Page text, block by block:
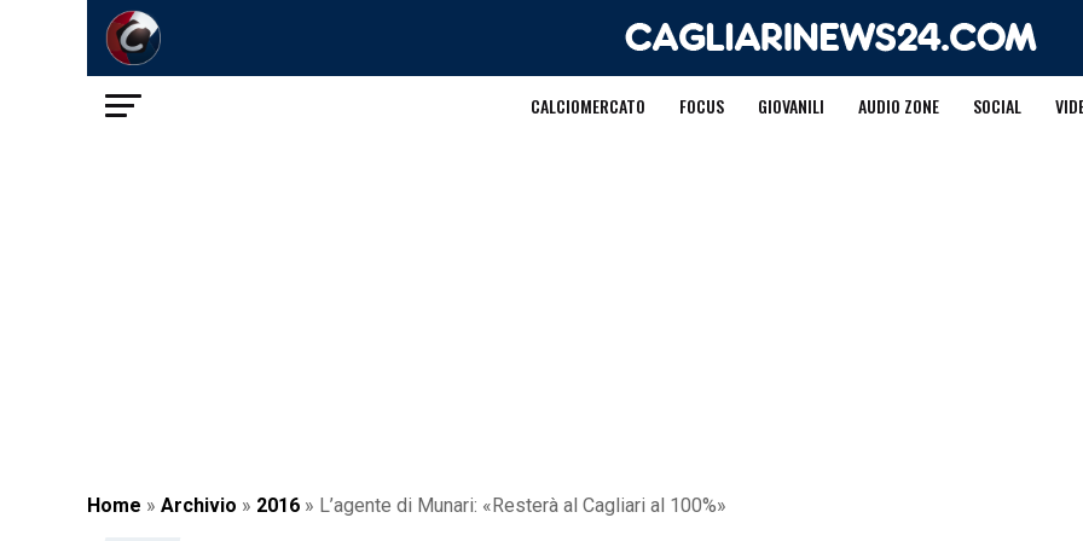
CALCIOMERCATO FOCUS GIOVANILI AUDIO ZONE SOCIAL
Home » Archivio » 2016 » L’agente di Munari: «Resterà al Cagliari al 100%»